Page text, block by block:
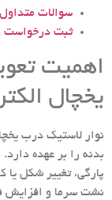
سوالات متداول
ثبت درخواست
اهمیت
یخچال
نوار لاستیک درب
بدنه را بر عهده
پارگی، تغییر شکل
نشت سرما و افزایش